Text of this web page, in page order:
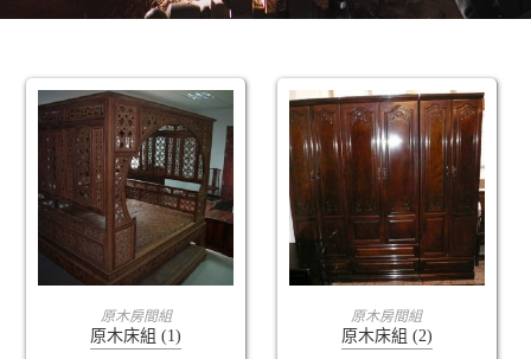
查看內容
原木房間組
原木床組 (1)
查看內容
原木房間組
原木床組 (2)